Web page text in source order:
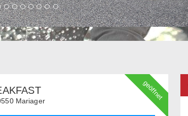
geöffnet
Mariager